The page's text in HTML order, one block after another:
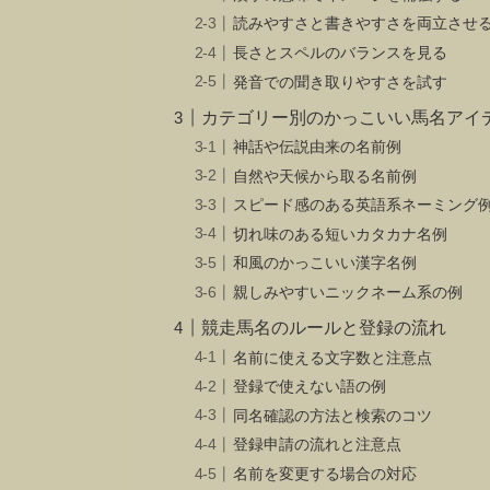
読みやすさと書きやすさを両立させる
長さとスペルのバランスを見る
発音での聞き取りやすさを試す
カテゴリー別のかっこいい馬名アイ
神話や伝説由来の名前例
自然や天候から取る名前例
スピード感のある英語系ネーミング例
切れ味のある短いカタカナ名例
和風のかっこいい漢字名例
親しみやすいニックネーム系の例
競走馬名のルールと登録の流れ
名前に使える文字数と注意点
登録で使えない語の例
同名確認の方法と検索のコツ
登録申請の流れと注意点
名前を変更する場合の対応